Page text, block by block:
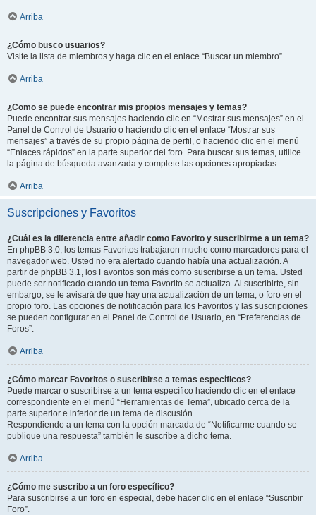
Arriba
¿Cómo busco usuarios?
Visite la lista de miembros y haga clic en el enlace “Buscar un miembro”.
Arriba
¿Como se puede encontrar mis propios mensajes y temas?
Puede encontrar sus mensajes haciendo clic en “Mostrar sus mensajes” en el
Panel de Control de Usuario o haciendo clic en el enlace “Mostrar sus
mensajes” a través de su propio página de perfil, o haciendo clic en el menú
“Enlaces rápidos” en la parte superior del foro. Para buscar sus temas, utilice
la página de búsqueda avanzada y complete las opciones apropiadas.
Arriba
Suscripciones y Favoritos
¿Cuál es la diferencia entre añadir como Favorito y suscribirme a un tema?
En phpBB 3.0, los temas Favoritos trabajaron mucho como marcadores para el
navegador web. Usted no era alertado cuando había una actualización. A
partir de phpBB 3.1, los Favoritos son más como suscribirse a un tema. Usted
puede ser notificado cuando un tema Favorito se actualiza. Al suscribirte, sin
embargo, se le avisará de que hay una actualización de un tema, o foro en el
propio foro. Las opciones de notificación para los Favoritos y las suscripciones
se pueden configurar en el Panel de Control de Usuario, en “Preferencias de
Foros”.
Arriba
¿Cómo marcar Favoritos o suscribirse a temas específicos?
Puede marcar o suscribirse a un tema específico haciendo clic en el enlace
correspondiente en el menú “Herramientas de Tema”, ubicado cerca de la
parte superior e inferior de un tema de discusión.
Respondiendo a un tema con la opción marcada de “Notificarme cuando se
publique una respuesta” también le suscribe a dicho tema.
Arriba
¿Cómo me suscribo a un foro específico?
Para suscribirse a un foro en especial, debe hacer clic en el enlace “Suscribir
Foro”.